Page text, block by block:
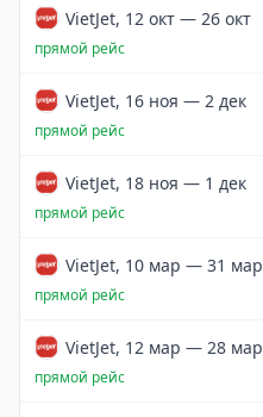
VietJet, 12 окт — 26 окт
прямой рейс
VietJet, 16 ноя — 2 дек
прямой рейс
VietJet, 18 ноя — 1 дек
прямой рейс
VietJet, 10 мар — 31 мар
прямой рейс
VietJet, 12 мар — 28 мар
прямой рейс